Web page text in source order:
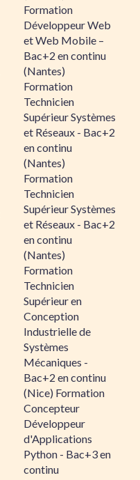
Formation
Développeur Web
et Web Mobile –
Bac+2 en continu
(Nantes)
Formation
Technicien
Supérieur Systèmes
et Réseaux - Bac+2
en continu
(Nantes)
Formation
Technicien
Supérieur Systèmes
et Réseaux - Bac+2
en continu
(Nantes)
Formation
Technicien
Supérieur en
Conception
Industrielle de
Systèmes
Mécaniques -
Bac+2 en continu
(Nice) Formation
Concepteur
Développeur
d'Applications
Python - Bac+3 en
continu